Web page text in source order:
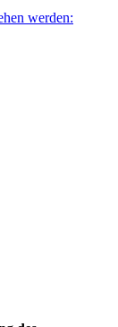
werden: